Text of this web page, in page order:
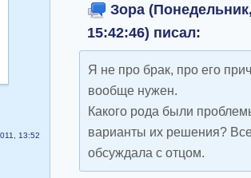
13:52
Зора
15:42:46) писал:
Я не про брак, про его
вообще нужен.
Какого рода были
варианты их решения?
обсуждала с отцом.